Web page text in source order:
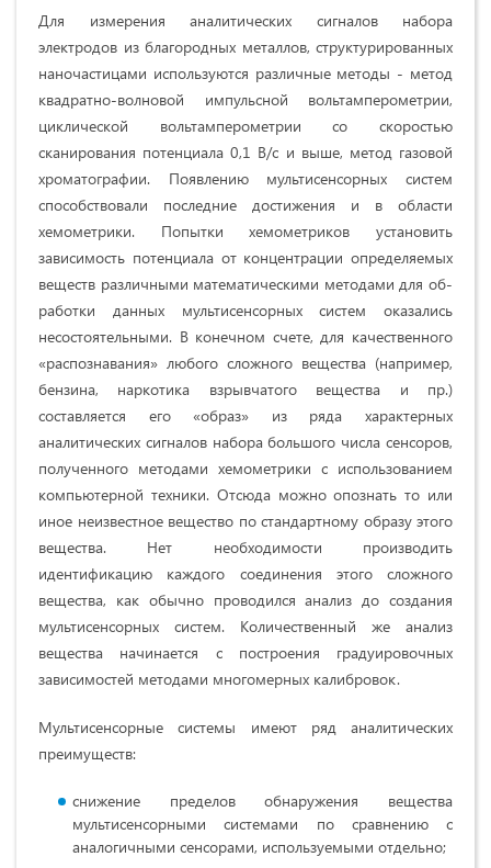
Для измерения аналитических сигналов набора
электродов из благородных ме­таллов, структурированных
наночастицами ис­пользуются различные методы - метод
квадрат­но-волновой импульсной вольтамперометрии,
циклической вольтамперометрии со скоростью
сканирования потенциала 0,1 В/с и выше, метод газовой
хроматографии. Появлению мультисенсорных систем
способствовали последние достижения и в области
хемометрики. Попытки хемометриков установить
зависимость потен­циала от концентрации определяемых
веществ различными математическими методами для об­
работки данных мультисенсорных систем оказа­лись
несостоятельными. В конечном счете, для качественного
«распознавания» любого слож­ного вещества (например,
бензина, наркотика взрывчатого вещества и пр.)
составляется его «образ» из ряда характерных
аналитических сигналов набора большого числа сенсоров,
полученного методами хемометрики с использованием
компьютерной техники. Отсюда можно опознать то или
иное неизвестное вещество по стандартному образу этого
вещества. Нет необходимости про­изводить
идентификацию каждого соединения этого сложного
вещества, как обычно проводился анализ до создания
мультисенсорных систем. Количественный же анализ
вещества начинает­ся с построения градуировочных
зависимостей методами многомерных калибровок.
Мультисенсорные системы имеют ряд ана­литических
преимуществ:
снижение пределов обнаружения вещества
мультисенсорными системами по сравнению с
аналогичными сенсорами, используемыми от­дельно;